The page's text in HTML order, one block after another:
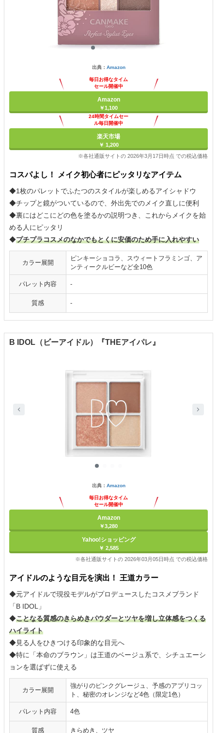
出典： Amazon
毎日お得なタイム
セール開催中
Amazon
￥1,100
24時間タイムセー
ル毎日開催中
楽天市場
￥ 1,200
※各社通販サイトの 2026年3月17日時点 での税込価格
コスパよし！ メイク初心者にピッタリなアイテム
◆1枚のパレットでふたつのスタイルが楽しめるアイシャドウ
◆チップと鏡がついているので、外出先でのメイク直しに便利
◆裏にはどこにどの色を塗るかの説明つき、これからメイクを始
める人にピッタリ
◆プチプラコスメのなかでもとくに安価のため手に入れやすい
カラー展開
ピンキーショコラ、スウィートフラミンゴ、ア
ンティークルビーなど全10色
パレット内容 -
質感 -
B IDOL（ビーアイドル）『THEアイパレ』
出典： Amazon
毎日お得なタイム
セール開催中
Amazon
￥3,280
Yahoo!ショッピング
￥ 2,585
※各社通販サイトの 2026年03月05日時点 での税込価格
アイドルのような目元を演出！ 王道カラー
◆元アイドルで現役モデルがプロデュースしたコスメブランド
「B IDOL」
◆ことなる質感のきらめきパウダーとツヤを増し立体感をつくる
ハイライト
◆見る人をひきつける印象的な目元へ
◆特に「本命のブラウン」は王道のベージュ系で、シチュエーシ
ョンを選ばずに使える
カラー展開
強がりのピンクグレージュ、予感のアプリコッ
ト、秘密のオレンジなど4色（限定1色）
パレット内容 4色
質感 きらめき、ツヤ